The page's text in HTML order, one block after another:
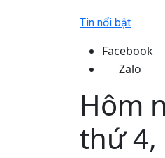
Tin nổi bật
Facebook
Zalo
Hôm
thứ 4,